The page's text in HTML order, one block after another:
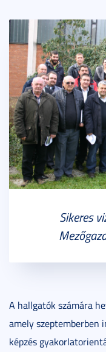
Sikeres
A hallgatók számára
amely szeptemberben
képzés